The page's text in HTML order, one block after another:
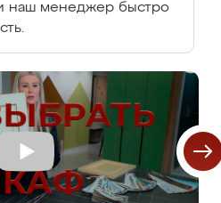
наш менеджер быстро